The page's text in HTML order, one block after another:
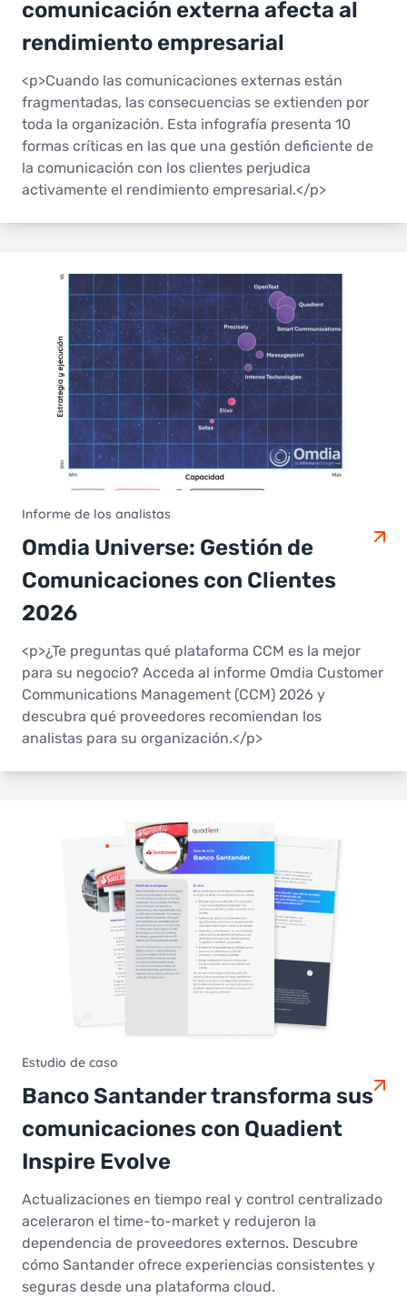
comunicación externa afecta al
rendimiento empresarial
<p>Cuando las comunicaciones externas están
fragmentadas, las consecuencias se extienden por
toda la organización. Esta infografía presenta 10
formas críticas en las que una gestión deficiente de
la comunicación con los clientes perjudica
activamente el rendimiento empresarial.</p>
Informe de los analistas
Omdia Universe: Gestión de
Comunicaciones con Clientes
2026
<p>¿Te preguntas qué plataforma CCM es la mejor
para su negocio? Acceda al informe Omdia Customer
Communications Management (CCM) 2026 y
descubra qué proveedores recomiendan los
analistas para su organización.</p>
Estudio de caso
Banco Santander transforma sus
comunicaciones con Quadient
Inspire Evolve
Actualizaciones en tiempo real y control centralizado
aceleraron el time-to-market y redujeron la
dependencia de proveedores externos. Descubre
cómo Santander ofrece experiencias consistentes y
seguras desde una plataforma cloud.